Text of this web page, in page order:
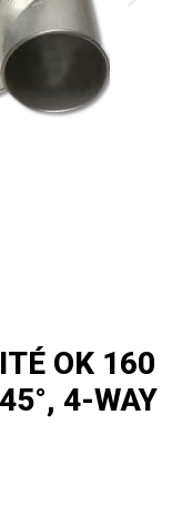
OK 160
4-WAY